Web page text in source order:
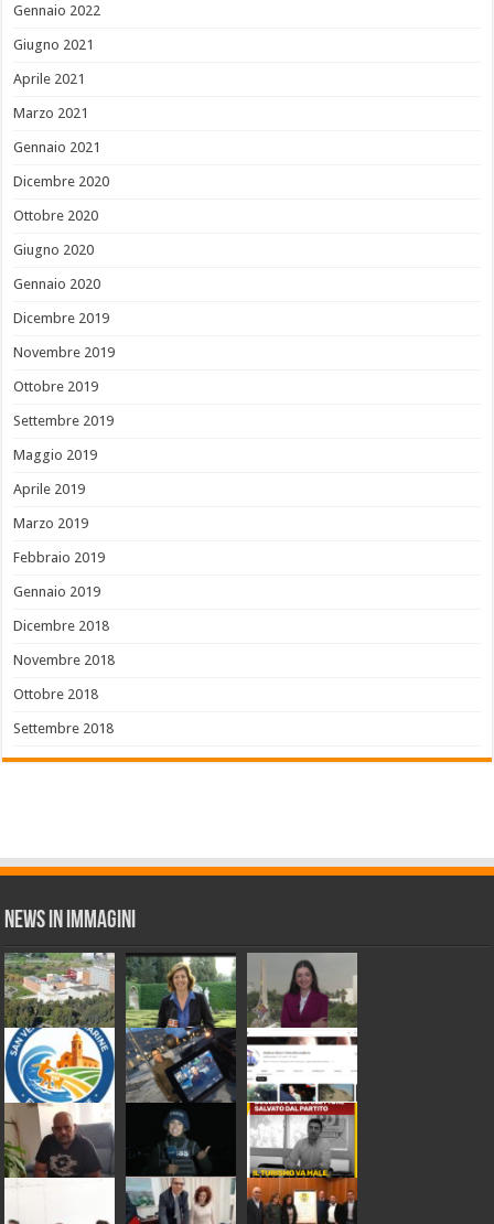
Gennaio 2022
Giugno 2021
Aprile 2021
Marzo 2021
Gennaio 2021
Dicembre 2020
Ottobre 2020
Giugno 2020
Gennaio 2020
Dicembre 2019
Novembre 2019
Ottobre 2019
Settembre 2019
Maggio 2019
Aprile 2019
Marzo 2019
Febbraio 2019
Gennaio 2019
Dicembre 2018
Novembre 2018
Ottobre 2018
Settembre 2018
News in Immagini